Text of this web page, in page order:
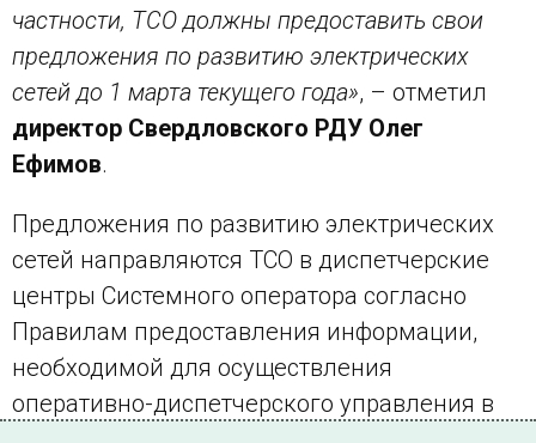
частности, ТСО должны предоставить свои
предложения по развитию электрических
сетей до 1 марта текущего года», – отметил
директор Свердловского РДУ Олег
Ефимов.
Предложения по развитию электрических
сетей направляются ТСО в диспетчерские
центры Системного оператора согласно
Правилам предоставления информации,
необходимой для осуществления
оперативно-диспетчерского управления в